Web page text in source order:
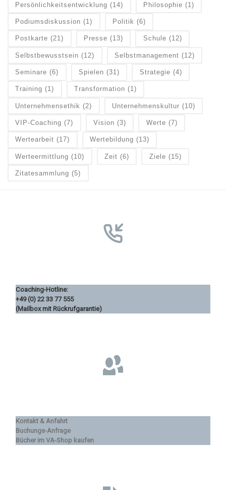
Persönlichkeitsentwicklung (14) Philosophie (1)
Podiumsdiskussion (1) Politik (6)
Postkarte (21) Presse (13) Schule (12)
Selbstbewusstsein (12) Selbstmanagement (12)
Seminare (6) Spielen (31) Strategie (4)
Training (1) Transformation (1)
Unternehmensethik (2) Unternehmenskultur (10)
VIP-Coaching (7) Vision (3) Werte (7)
Wertearbeit (17) Wertebildung (13)
Werteermittlung (10) Zeit (6) Ziele (15)
Zitatesammlung (5)
Coaching-Hotline:
+49 (0) 22 33 77 555
(Mailbox mit Rückrufgarantie)
Kontakt & Anfahrt
Buchungs-Anfrage
Bücher im VA-Shop kaufen